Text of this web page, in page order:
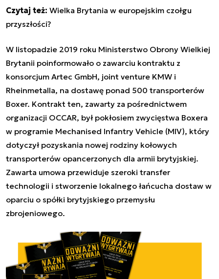
Czytaj też: Wielka Brytania w europejskim czołgu
przyszłości?
W listopadzie 2019 roku Ministerstwo Obrony Wielkiej
Brytanii poinformowało o zawarciu kontraktu z
konsorcjum Artec GmbH, joint venture KMW i
Rheinmetalla, na dostawę ponad 500 transporterów
Boxer. Kontrakt ten, zawarty za pośrednictwem
organizacji OCCAR, był pokłosiem zwycięstwa Boxera
w programie Mechanised Infantry Vehicle (MIV), który
dotyczył pozyskania nowej rodziny kołowych
transporterów opancerzonych dla armii brytyjskiej.
Zawarta umowa przewiduje szeroki transfer
technologii i stworzenie lokalnego łańcucha dostaw w
oparciu o spółki brytyjskiego przemysłu
zbrojeniowego.